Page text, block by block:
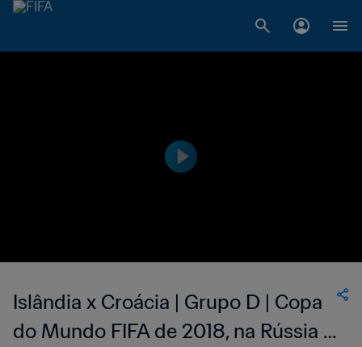
Islândia x Croácia | Grupo D | Copa
do Mundo FIFA de 2018, na Rússia |